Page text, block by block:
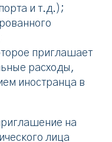
и т.д.);
приглашает
расходы,
иностранца в
на
лица